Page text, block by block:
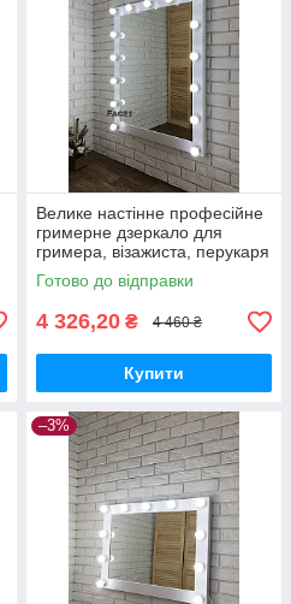
Велике настінне професійне
гримерне дзеркало для
гримера, візажиста, перукаря
з підсвіткою Грей з лампами
80х100 см
Готово до відправки
4 326,20 ₴ 4 460 ₴
Купити
–3%